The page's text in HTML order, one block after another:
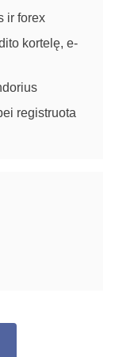
ir forex
kortelę, e-
registruota